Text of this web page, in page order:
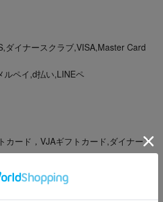
ダイナースクラブ,VISA,Master Card
ルペイ,d払い,LINEペ
カード，VJAギフトカード,ダイナース